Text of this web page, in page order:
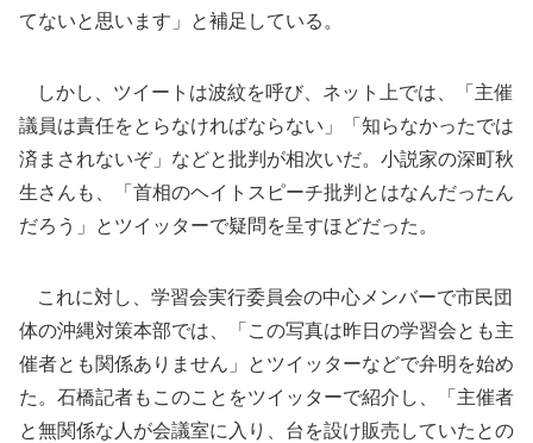
てないと思います」と補足している。
しかし、ツイートは波紋を呼び、ネット上では、「主催
議員は責任をとらなければならない」「知らなかったでは
済まされないぞ」などと批判が相次いだ。小説家の深町秋
生さんも、「首相のヘイトスピーチ批判とはなんだったん
だろう」とツイッターで疑問を呈すほどだった。
これに対し、学習会実行委員会の中心メンバーで市民団
体の沖縄対策本部では、「この写真は昨日の学習会とも主
催者とも関係ありません」とツイッターなどで弁明を始め
た。石橋記者もこのことをツイッターで紹介し、「主催者
と無関係な人が会議室に入り、台を設け販売していたとの